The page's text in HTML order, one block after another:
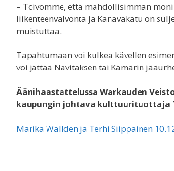
– Toivomme, että mahdollisimman
liikenteenvalvonta ja Kanavakatu on
muistuttaa.
Tapahtumaan voi kulkea kävellen
voi jättää Navitaksen tai Kämärin
Äänihaastattelussa Warkauden
kaupungin johtava kulttuurituottaja
Marika Wallden ja Terhi Siippainen